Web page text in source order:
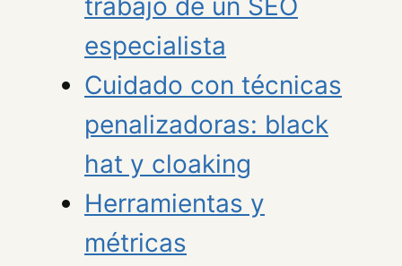
trabajo de un SEO
especialista
Cuidado con técnicas
penalizadoras: black
hat y cloaking
Herramientas y
métricas